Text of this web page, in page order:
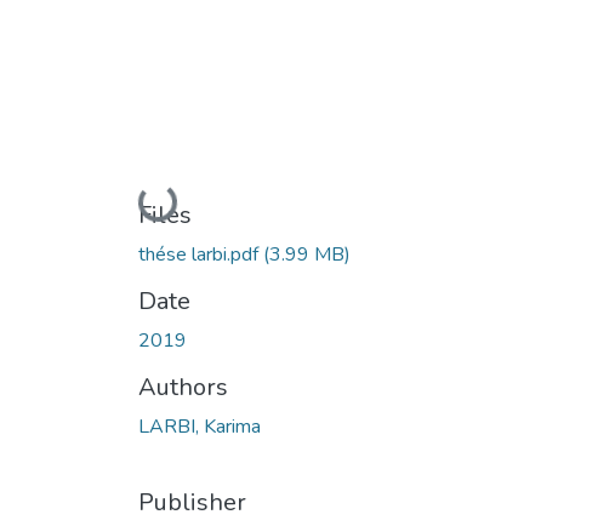
Loading...
Files
thése larbi.pdf(3.99 MB)
Date
2019
Authors
LARBI, Karima
Publisher